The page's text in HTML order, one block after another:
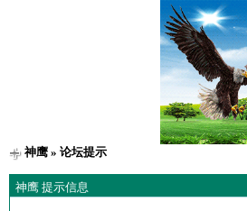
神鹰» 论坛提示
神鹰 提示信息